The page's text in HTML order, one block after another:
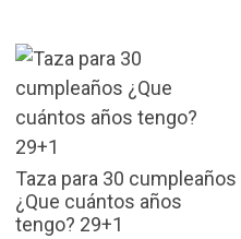
Taza para 30 cumpleaños
¿Que cuántos años
tengo? 29+1